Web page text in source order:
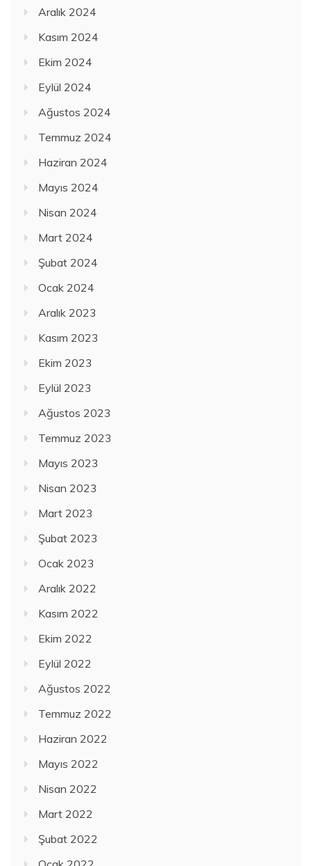
Aralık 2024
Kasım 2024
Ekim 2024
Eylül 2024
Ağustos 2024
Temmuz 2024
Haziran 2024
Mayıs 2024
Nisan 2024
Mart 2024
Şubat 2024
Ocak 2024
Aralık 2023
Kasım 2023
Ekim 2023
Eylül 2023
Ağustos 2023
Temmuz 2023
Mayıs 2023
Nisan 2023
Mart 2023
Şubat 2023
Ocak 2023
Aralık 2022
Kasım 2022
Ekim 2022
Eylül 2022
Ağustos 2022
Temmuz 2022
Haziran 2022
Mayıs 2022
Nisan 2022
Mart 2022
Şubat 2022